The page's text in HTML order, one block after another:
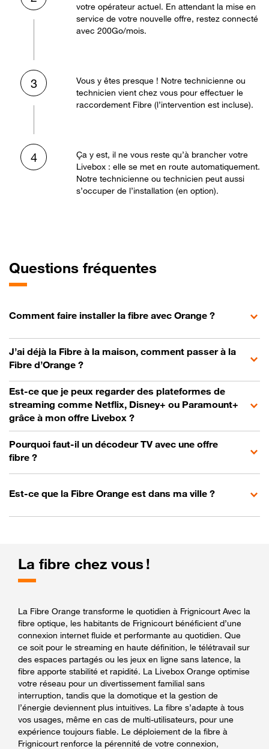
votre opérateur actuel. En attendant la mise en
service de votre nouvelle offre, restez connecté
avec 200Go/mois.
3
Vous y êtes presque ! Notre technicienne ou
technicien vient chez vous pour effectuer le
raccordement Fibre (l’intervention est incluse).
4
Ça y est, il ne vous reste qu’à brancher votre
Livebox : elle se met en route automatiquement.
Notre technicienne ou technicien peut aussi
s’occuper de l’installation (en option).
Questions fréquentes
Comment faire installer la fibre avec Orange ?
J’ai déjà la Fibre à la maison, comment passer à la
Fibre d’Orange ?
Est-ce que je peux regarder des plateformes de
streaming comme Netflix, Disney+ ou Paramount+
grâce à mon offre Livebox ?
Pourquoi faut-il un décodeur TV avec une offre
fibre ?
Est-ce que la Fibre Orange est dans ma ville ?
La fibre chez vous !
La Fibre Orange transforme le quotidien à Frignicourt Avec la
fibre optique, les habitants de Frignicourt bénéficient d’une
connexion internet fluide et performante au quotidien. Que
ce soit pour le streaming en haute définition, le télétravail sur
des espaces partagés ou les jeux en ligne sans latence, la
fibre apporte stabilité et rapidité. La Livebox Orange optimise
votre réseau pour un divertissement familial sans
interruption, tandis que la domotique et la gestion de
l’énergie deviennent plus intuitives. La fibre s’adapte à tous
vos usages, même en cas de multi-utilisateurs, pour une
expérience toujours fiable. Le déploiement de la fibre à
Frignicourt renforce la pérennité de votre connexion,